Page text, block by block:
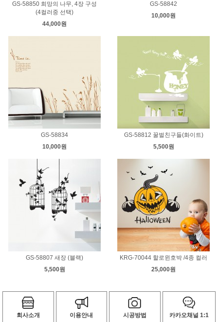
GS-58850 희망의 나무, 4장 구성
(4컬러중 선택)
44,000원
GS-58842
10,000원
GS-58834
10,000원
GS-58812 꿀벌친구들(화이트)
5,500원
GS-58807 새장 (블랙)
5,500원
KRG-70044 할로윈호박 /4종 컬러
25,000원
회사소개 이용안내 시공방법 카카오채널 1:1